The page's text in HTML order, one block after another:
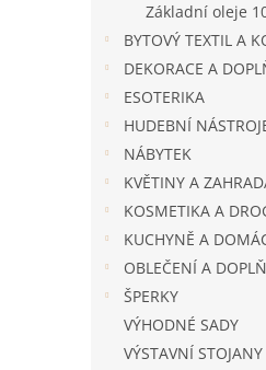
Základní oleje
BYTOVÝ TEXTIL A
DEKORACE A
ESOTERIKA
HUDEBNÍ
NÁBYTEK
KVĚTINY A
KOSMETIKA A
KUCHYNĚ A
OBLEČENÍ A
ŠPERKY
VÝHODNÉ SADY
VÝSTAVNÍ STOJANY